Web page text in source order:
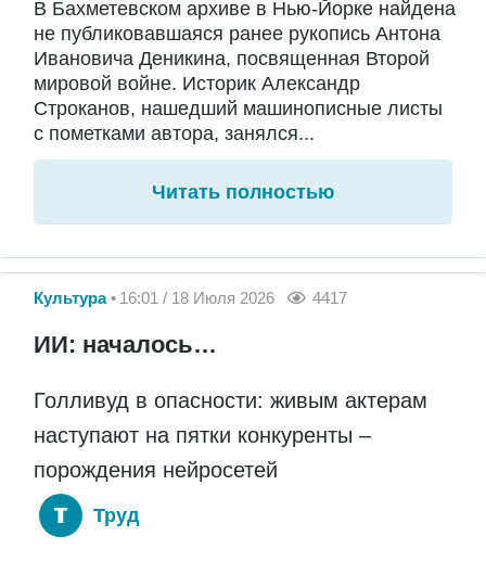
В Бахметевском архиве в Нью-Йорке найдена
не публиковавшаяся ранее рукопись Антона
Ивановича Деникина, посвященная Второй
мировой войне. Историк Александр
Строканов, нашедший машинописные листы
с пометками автора, занялся...
Читать полностью
Культура 16:01 / 18 Июля 2026 4417
ИИ: началось…
Голливуд в опасности: живым актерам
наступают на пятки конкуренты –
порождения нейросетей
Труд